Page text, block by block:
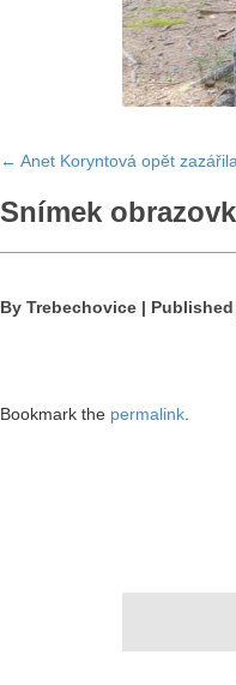
← Anet Koryntová opět zazářila
Snímek
By Trebechovice | Published
Bookmark the permalink